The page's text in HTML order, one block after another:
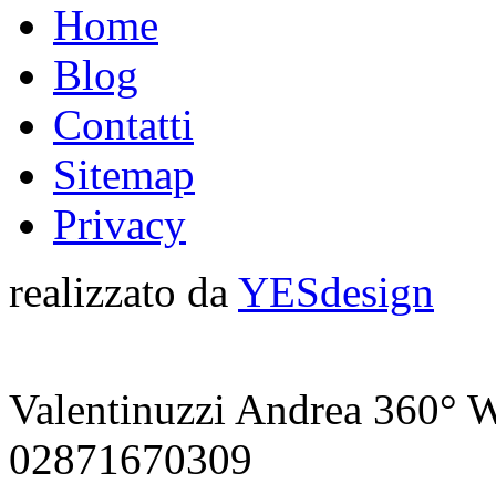
Home
Blog
Contatti
Sitemap
Privacy
realizzato da YESdesign
Valentinuzzi Andrea 360°
02871670309